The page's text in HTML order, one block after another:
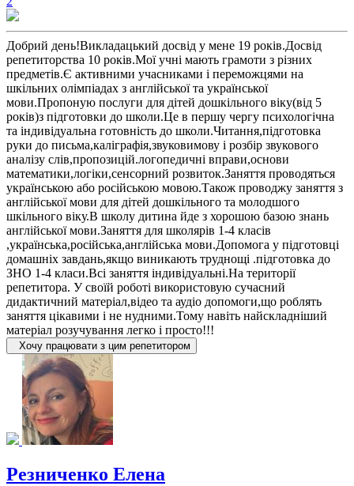
Добрий день!Викладацький досвід у мене 19 років.Досвід
репетиторства 10 років.Мої учні мають грамоти з різних
предметів.Є активними учасниками і переможцями на
шкільних олімпіадах з англійської та української
мови.Пропоную послуги для дітей дошкільного віку(від 5
років)з підготовки до школи.Це в першу чергу психологічна
та індивідуальна готовність до школи.Читання,підготовка
руки до письма,каліграфія,звуковимову і розбір звукового
аналізу слів,пропозицій.логопедичні вправи,основи
математики,логіки,сенсорний розвиток.Заняття проводяться
українською або російською мовою.Також проводжу заняття з
англійської мови для дітей дошкільного та молодшого
шкільного віку.В школу дитина йде з хорошою базою знань
англійської мови.Заняття для школярів 1-4 класів
,українська,російська,англійська мови.Допомога у підготовці
домашніх завдань,якщо виникають труднощі .підготовка до
ЗНО 1-4 класи.Всі заняття індивідуальні.На території
репетитора. У своїй роботі використовую сучасний
дидактичний матеріал,відео та аудіо допомоги,що роблять
заняття цікавими і не нудними.Тому навіть найскладніший
матеріал розучування легко і просто!!!
Хочу працювати з цим репетитором
Резниченко Елена